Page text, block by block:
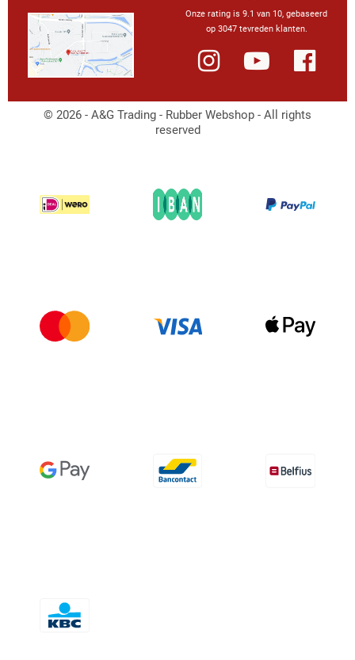
Onze rating is 9.1 van 10, gebaseerd
op 3047 tevreden klanten.
© 2026 - A&G Trading - Rubber Webshop - All rights
reserved